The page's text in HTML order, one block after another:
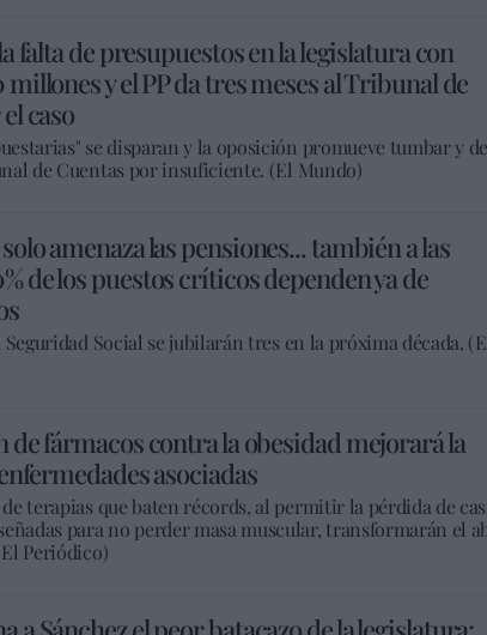
falta de presupuestos en la legislatura con
y el PP da tres meses al Tribunal de
caso
se disparan y la oposición promueve tumbar y
de Cuentas por insuficiente. (El Mundo)
amenaza las pensiones... también a las
de los puestos críticos dependen ya de
Social se jubilarán tres en la próxima década.
de fármacos contra la obesidad mejorará la
asociadas
terapias que baten récords, al permitir la pérdida de
para no perder masa muscular, transformarán el
Periódico)